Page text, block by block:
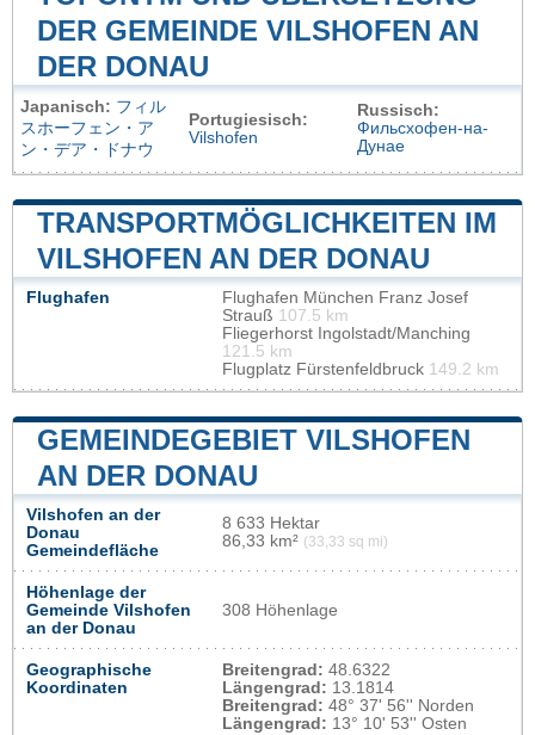
DER GEMEINDE VILSHOFEN AN
DER DONAU
Japanisch: フィル
スホーフェン・ア
ン・デア・ドナウ
Portugiesisch:
Vilshofen
Russisch:
Фильсхофен-на-
Дунае
TRANSPORTMÖGLICHKEITEN IM
VILSHOFEN AN DER DONAU
Flughafen
Flughafen München Franz Josef
Strauß 107.5 km
Fliegerhorst Ingolstadt/Manching
121.5 km
Flugplatz Fürstenfeldbruck 149.2 km
GEMEINDEGEBIET VILSHOFEN
AN DER DONAU
Vilshofen an der
Donau
Gemeindefläche
8 633 Hektar
86,33 km² (33,33 sq mi)
Höhenlage der
Gemeinde Vilshofen
an der Donau
308 Höhenlage
Geographische
Koordinaten
Breitengrad: 48.6322
Längengrad: 13.1814
Breitengrad: 48° 37' 56'' Norden
Längengrad: 13° 10' 53'' Osten